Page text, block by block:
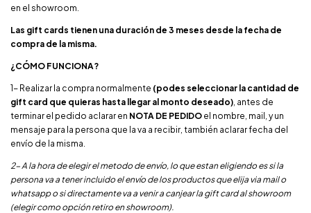
en el showroom.
Las gift cards tienen una duración de 3 meses desde la fecha de
compra de la misma.
¿CÓMO FUNCIONA?
1- Realizar la compra normalmente (podes seleccionar la cantidad de
gift card que quieras hasta llegar al monto deseado) , antes de
terminar el pedido aclarar en NOTA DE PEDIDO el nombre, mail, y un
mensaje para la persona que la va a recibir, también aclarar fecha del
envío de la misma.
2- A la hora de elegir el metodo de envío, lo que estan eligiendo es si la
persona va a tener incluido el envío de los productos que elija via mail o
whatsapp o si directamente va a venir a canjear la gift card al showroom
(elegir como opción retiro en showroom).